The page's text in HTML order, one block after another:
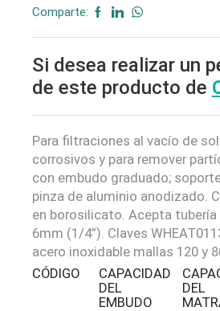
Comparte:
Si desea realizar un
de este producto de
Para filtraciones al vacío de
corrosivos y para remover
con embudo graduado;
pinza de aluminio anodizado.
en borosilicato. Acepta
6mm (1/4”). Claves
acero inoxidable mallas 120 y
CÓDIGO
CAPACIDAD
DEL
EMBUDO
DEL